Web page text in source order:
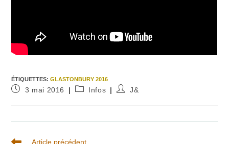
ÉTIQUETTES:GLASTONBURY 2016
Publication
3 mai 2016
PostInfos
Auteur/autrice
J&
Read
Article précédent